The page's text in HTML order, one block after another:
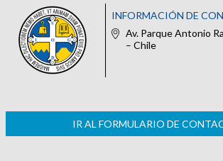
INFORMACIÓN DE
Av. Parque Antonio
– Chile
IR AL FORMULARIO DE